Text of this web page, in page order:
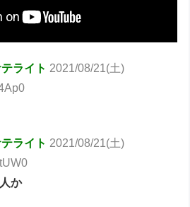
ライト 2021/08/21(土)
ライト 2021/08/21(土)
か